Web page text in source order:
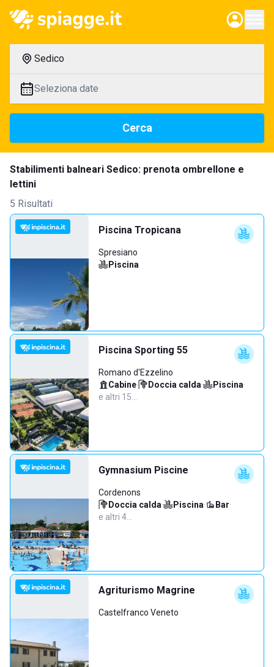
Sedico
Seleziona date
Cerca
Stabilimenti balneari Sedico: prenota ombrellone e
lettini
5 Risultati
Piscina Tropicana
Spresiano
Piscina
Piscina Sporting 55
Romano d'Ezzelino
Cabine· Doccia calda· Piscina·
e altri 15…
Gymnasium Piscine
Cordenons
Doccia calda· Piscina· Bar·
e altri 4…
Agriturismo Magrine
Castelfranco Veneto